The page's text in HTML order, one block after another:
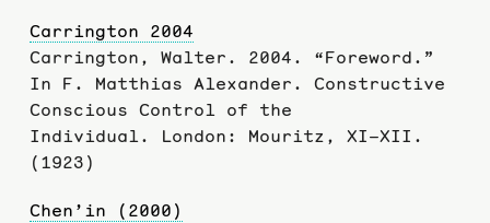
Carrington 2004
Carrington, Walter. 2004. “Foreword.”
In F. Matthias Alexander. Constructive
Conscious Control of the
Individual. London: Mouritz, XI–XII.
(1923)
Chen’in (2000)